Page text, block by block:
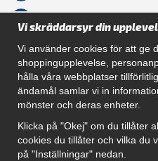
Navigation
Hur beställer jag
Gör Det Själv Paket
Montera dragkrok
SUPPORT
Vi skräddarsyr din
Vi använder cookies för att ge
shoppingupplevelse,
hålla våra webbplatser
ändamål samlar vi in
mönster och deras enheter.
Klicka på "Okej" om du tillåter
cookies du tillåter och vilka du
på "Inställningar" nedan.